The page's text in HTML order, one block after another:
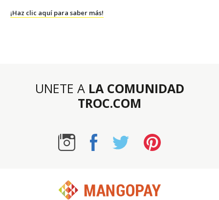
¡Haz clic aquí para saber más!
UNETE A LA COMUNIDAD
TROC.COM